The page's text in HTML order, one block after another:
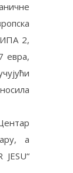
ИПА 2,
евра,
a